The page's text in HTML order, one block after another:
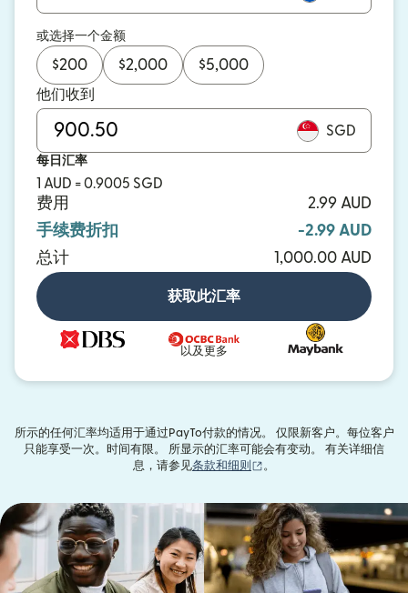
或选择一个金额
$200 $2,000 $5,000
他们收到
SGD
每日汇率
1 AUD = 0.9005 SGD
费用
2.99 AUD
手续费折扣
-2.99 AUD
总计
1,000.00 AUD
获取此汇率
以及更多
所示的任何汇率均适用于通过PayTo付款的情况。 仅限新客户。每位客户
只能享受一次。时间有限。 所显示的汇率可能会有变动。 有关详细信
息，请参见条款和细则 。